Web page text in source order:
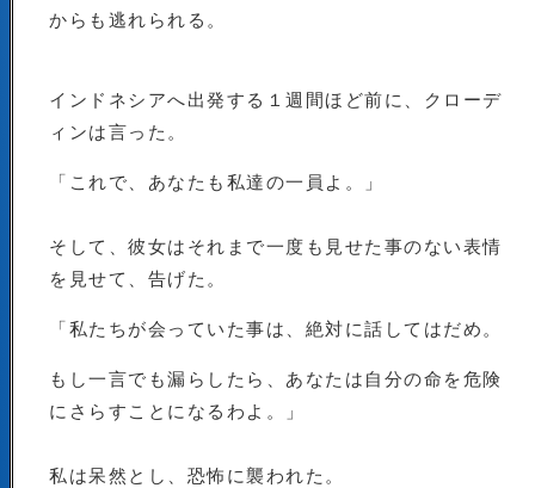
からも逃れられる。
インドネシアへ出発する１週間ほど前に、クローデ
ィンは言った。
「これで、あなたも私達の一員よ。」
そして、彼女はそれまで一度も見せた事のない表情
を見せて、告げた。
「私たちが会っていた事は、絶対に話してはだめ。
もし一言でも漏らしたら、あなたは自分の命を危険
にさらすことになるわよ。」
私は呆然とし、恐怖に襲われた。